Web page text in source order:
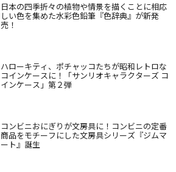
日本の四季折々の植物や情景を描くことに相応
しい色を集めた水彩色鉛筆『色辞典』が新発
売！
ハローキティ、ポチャッコたちが昭和レトロな
コインケースに！「サンリオキャラクターズ コ
インケース」第２弾
コンビニおにぎりが文房具に！コンビニの定番
商品をモチーフにした文房具シリーズ『ジムマ
ート』誕生